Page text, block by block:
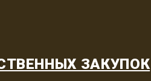
ЗАКУПОК